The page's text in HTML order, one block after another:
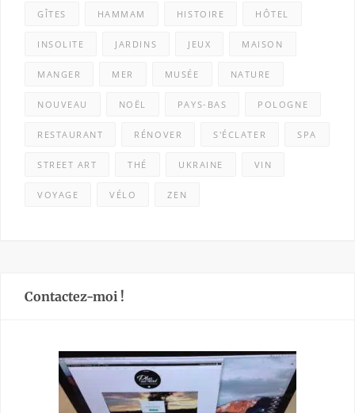
GÎTES HAMMAM HISTOIRE HÔTEL
INSOLITE JARDINS JEUX MAISON
MANGER MER MUSÉE NATURE
NOUVEAU NOËL PAYS-BAS POLOGNE
RESTAURANT RÉNOVER S'ÉCLATER SPA
STREET ART THÉ UKRAINE VIN
VOYAGE VÉLO ZEN
Contactez-moi !